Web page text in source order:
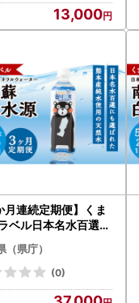
13,000
月連続定期便】くま
ベル日本名水百選ミ
ウォーター「南阿蘇
水源」500ml×24
ケース×３か月
（県庁）
(0)